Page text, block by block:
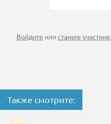
Войдите илистаньте
Также смотрите: